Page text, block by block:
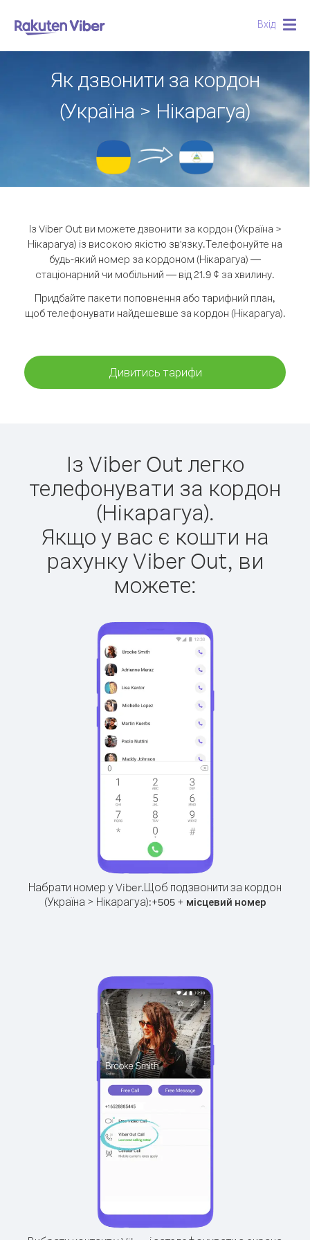
Вхід
Як дзвонити за кордон
(Україна > Нікарагуа)
Із Viber Out ви можете дзвонити за кордон (Україна >
Нікарагуа) із високою якістю зв'язку.Телефонуйте на
будь-який номер за кордоном (Нікарагуа) —
стаціонарний чи мобільний — від 21.9 ¢ за хвилину.
Придбайте пакети поповнення або тарифний план,
щоб телефонувати найдешевше за кордон (Нікарагуа).
Дивитись тарифи
Із Viber Out легко
телефонувати за кордон
(Нікарагуа).
Якщо у вас є кошти на
рахунку Viber Out, ви
можете:
Набрати номер у Viber.Щоб подзвонити за кордон
(Україна > Нікарагуа):+505+ місцевий номер